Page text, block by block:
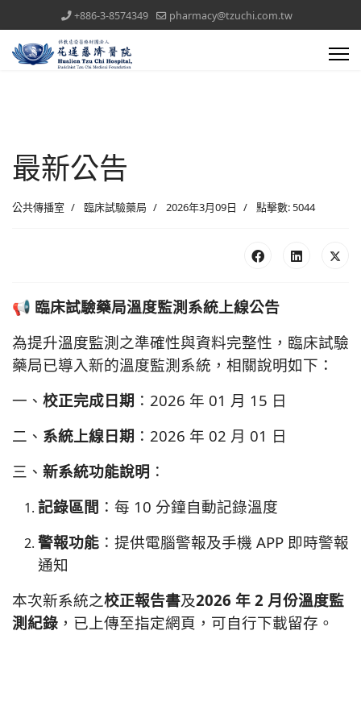
+886-3-8574349 pharmacy@tzuchi.com.tw
最新公告
公共傳播室 臨床試驗藥局 2026年3月09日 點擊數: 5044
📢 臨床試驗藥局溫度監測系統上線公告
為提升溫度監測之準確性與資料完整性，臨床試驗
藥局已導入新的溫度監測系統，相關說明如下：
一、 校正完成日期 ：2026 年 01 月 15 日
二、 系統上線日期 ：2026 年 02 月 01 日
三、 新系統功能說明 ：
記錄區間 ：每 10 分鐘自動記錄溫度
警報功能 ：提供電腦警報及手機 APP 即時警報
通知
本次新系統之校正報告書及2026 年 2 月份溫度監
測紀錄 ，已上傳至指定網頁，可自行下載留存。